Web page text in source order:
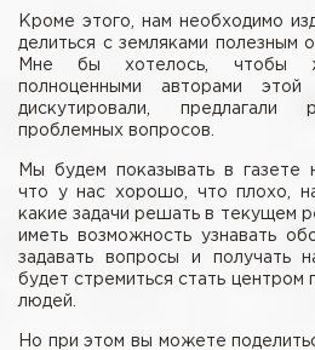
Кроме этого, нам необходимо
делиться с земляками полезным
Мне бы хотелось, чтобы
полноценными авторами этой
дискутировали, предлагали
проблемных вопросов.
Мы будем показывать в газете
что у нас хорошо, что плохо,
какие задачи решать в текущем
иметь возможность узнавать
задавать вопросы и получать
будет стремиться стать центром
людей.
Но при этом вы можете